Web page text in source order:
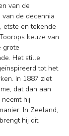
van de
de decennia
etste en tekende
keuze van
grote
Het stille
tot het
In 1887 ziet
dat dan aan
hij
In Zeeland,
hij dit